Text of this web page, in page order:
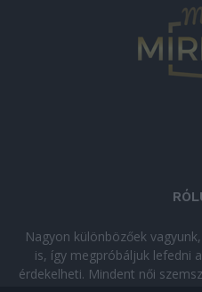
Nagyon különbözőek
is, így megpróbáljuk lefedni
érdekelheti. Mindent női